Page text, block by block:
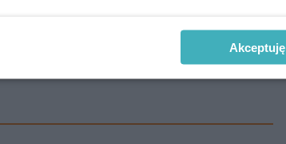
Akceptuję